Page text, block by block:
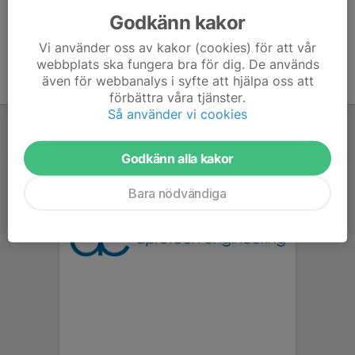
Godkänn kakor
Vi använder oss av kakor (cookies) för att vår
webbplats ska fungera bra för dig. De används
även för webbanalys i syfte att hjälpa oss att
förbättra våra tjänster.
Så använder vi cookies
Godkänn alla kakor
Bara nödvändiga